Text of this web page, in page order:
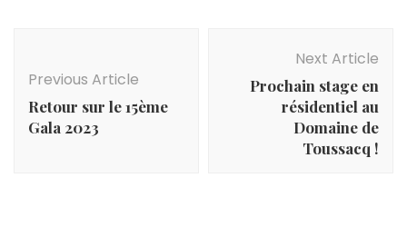
Previous Article
Retour sur le 15ème
Gala 2023
Next Article
Prochain stage en
résidentiel au
Domaine de
Toussacq !